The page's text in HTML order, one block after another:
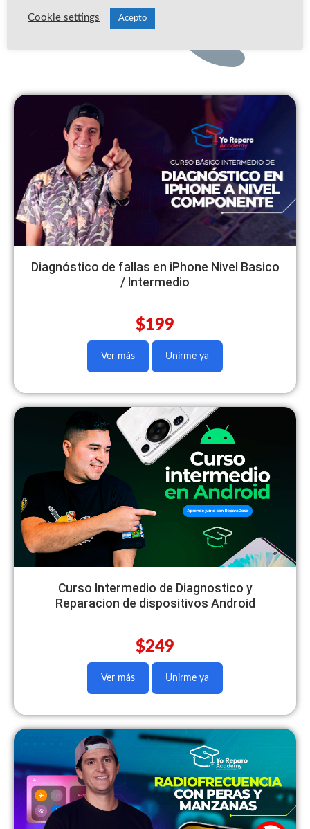
Diagnóstico de fallas en iPhone Nivel Basico
/ Intermedio
$199
Ver más Unirme ya
Curso Intermedio de Diagnostico y
Reparacion de dispositivos Android
$249
Ver más Unirme ya
Cookie settings Acepto